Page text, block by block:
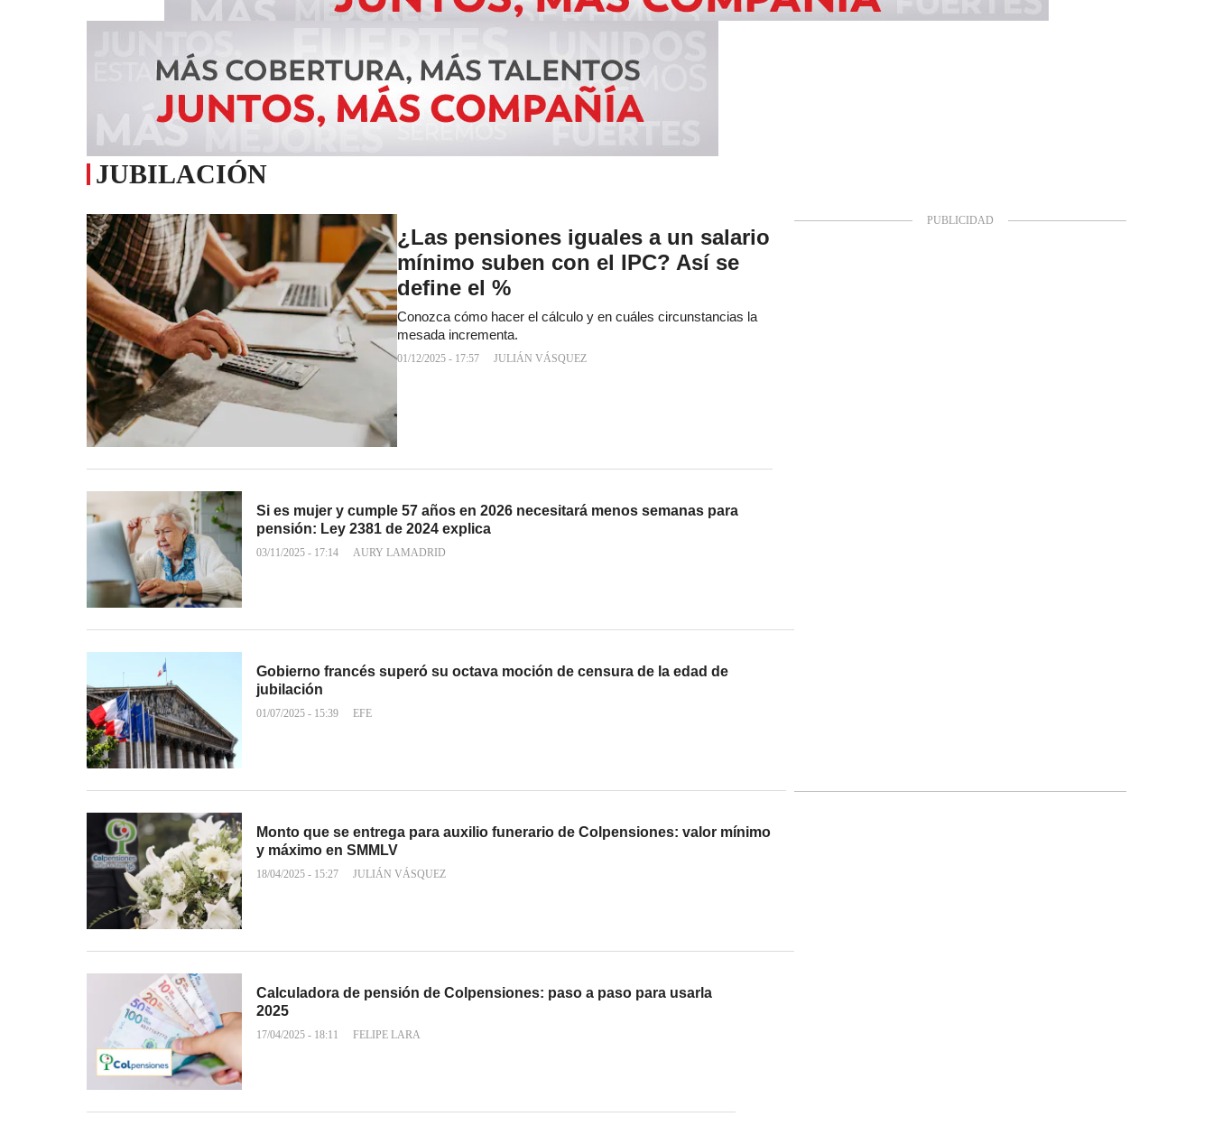
JUBILACIÓN
¿Las pensiones iguales a un salario
mínimo suben con el IPC? Así se
define el %
Conozca cómo hacer el cálculo y en cuáles circunstancias la
mesada incrementa.
01/12/2025 - 17:57 JULIÁN VÁSQUEZ
Si es mujer y cumple 57 años en 2026 necesitará menos semanas para
pensión: Ley 2381 de 2024 explica
03/11/2025 - 17:14 AURY LAMADRID
Gobierno francés superó su octava moción de censura de la edad de
jubilación
01/07/2025 - 15:39 EFE
Monto que se entrega para auxilio funerario de Colpensiones: valor mínimo
y máximo en SMMLV
18/04/2025 - 15:27 JULIÁN VÁSQUEZ
Calculadora de pensión de Colpensiones: paso a paso para usarla
2025
17/04/2025 - 18:11 FELIPE LARA